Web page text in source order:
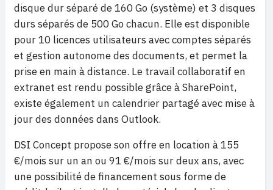
disque dur séparé de 160 Go (système) et 3 disques
durs séparés de 500 Go chacun. Elle est disponible
pour 10 licences utilisateurs avec comptes séparés
et gestion autonome des documents, et permet la
prise en main à distance. Le travail collaboratif en
extranet est rendu possible grâce à SharePoint,
existe également un calendrier partagé avec mise à
jour des données dans Outlook.
DSI Concept propose son offre en location à 155
€/mois sur un an ou 91 €/mois sur deux ans, avec
une possibilité de financement sous forme de